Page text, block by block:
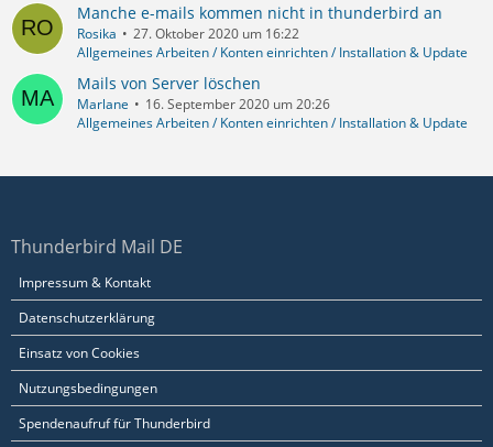
Manche e-mails kommen nicht in thunderbird an
Rosika
27. Oktober 2020 um 16:22
Allgemeines Arbeiten / Konten einrichten / Installation & Update
Mails von Server löschen
Marlane
16. September 2020 um 20:26
Allgemeines Arbeiten / Konten einrichten / Installation & Update
Thunderbird Mail DE
Impressum & Kontakt
Datenschutzerklärung
Einsatz von Cookies
Nutzungsbedingungen
Spendenaufruf für Thunderbird